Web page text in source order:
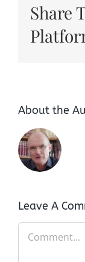
Share
About the
Leave A
Comment